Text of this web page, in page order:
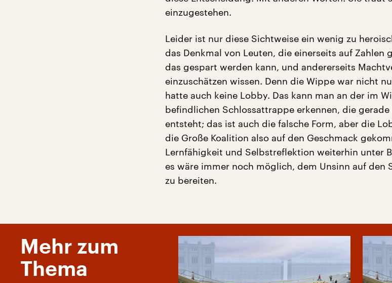
einzugestehen.
Leider ist nur diese Sichtweise ein wenig zu
das Denkmal von Leuten, die einerseits auf Zahlen
das gespart werden kann, und andererseits
einzuschätzen wissen. Denn die Wippe war nicht
hatte auch keine Lobby. Das kann man an der im
befindlichen Schlossattrappe erkennen, die
entsteht; das ist auch die falsche Form, aber die
die Große Koalition also auf den Geschmack
Lernfähigkeit und Selbstreflektion weiterhin unter
es wäre immer noch möglich, dem Unsinn auf den
zu bereiten.
Mehr zum
Thema